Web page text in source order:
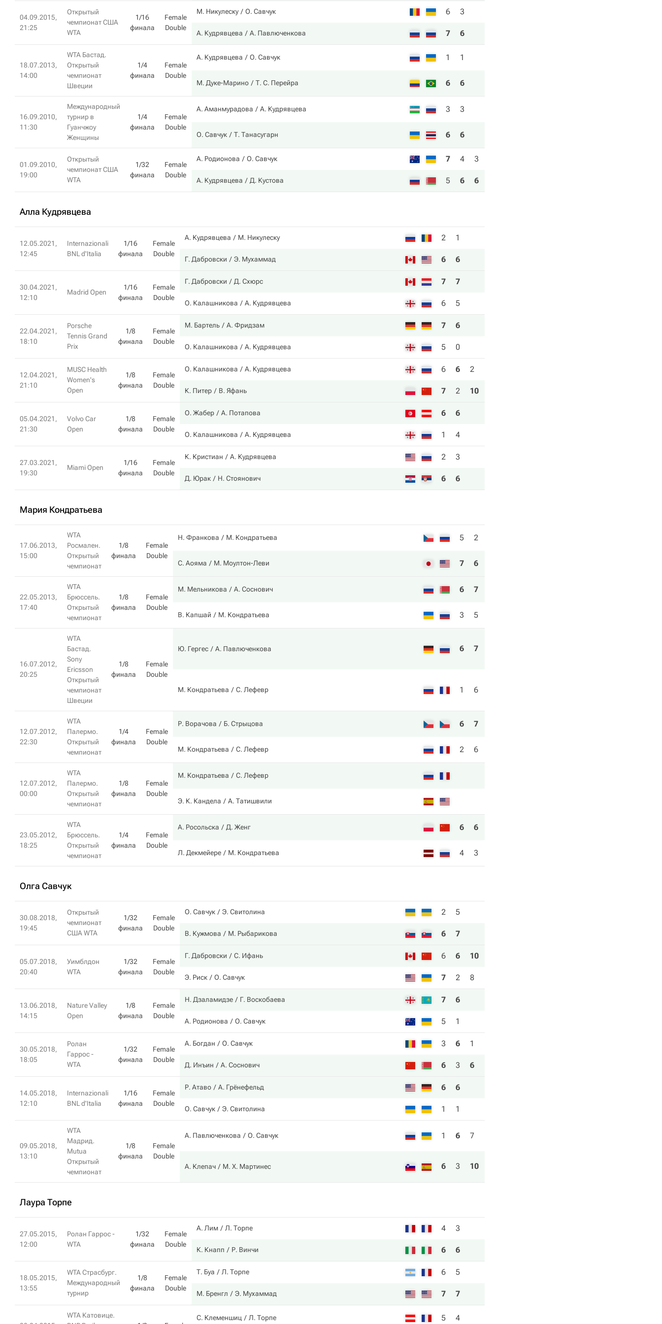
04.09.2015,
21:25
Открытый
чемпионат США
WTA
1/16
финала
Female
Double
М. Никулеску О. Савчук 6 3
А. Кудрявцева А. Павлюченкова 7 6
18.07.2013,
14:00
WTA Бастад.
Открытый
чемпионат
Швеции
1/4
финала
Female
Double
А. Кудрявцева О. Савчук 1 1
М. Дуке-Марино Т. С. Перейра 6 6
16.09.2010,
11:30
Международный
турнир в
Гуанчжоу
Женщины
1/4
финала
Female
Double
А. Аманмурадова А. Кудрявцева 3 3
О. Савчук Т. Танасугарн 6 6
01.09.2010,
19:00
Открытый
чемпионат США
WTA
1/32
финала
Female
Double
А. Родионова О. Савчук 7 4 3
А. Кудрявцева Д. Кустова 5 6 6
Алла Кудрявцева
12.05.2021,
12:45
Internazionali
BNL d'Italia
1/16
финала
Female
Double
А. Кудрявцева М. Никулеску 2 1
Г. Дабровски Э. Мухаммад 6 6
30.04.2021,
12:10
Madrid Open
1/16
финала
Female
Double
Г. Дабровски Д. Схюрс 7 7
О. Калашникова А. Кудрявцева 6 5
22.04.2021,
18:10
Porsche
Tennis Grand
Prix
1/8
финала
Female
Double
М. Бартель А. Фридзам 7 6
О. Калашникова А. Кудрявцева 5 0
12.04.2021,
21:10
MUSC Health
Women's
Open
1/8
финала
Female
Double
О. Калашникова А. Кудрявцева 6 6 2
К. Питер В. Яфань 7 2 10
05.04.2021,
21:30
Volvo Car
Open
1/8
финала
Female
Double
О. Жабер А. Потапова 6 6
О. Калашникова А. Кудрявцева 1 4
27.03.2021,
19:30
Miami Open
1/16
финала
Female
Double
К. Кристиан А. Кудрявцева 2 3
Д. Юрак Н. Стоянович 6 6
Мария Кондратьева
17.06.2013,
15:00
WTA
Росмален.
Открытый
чемпионат
1/8
финала
Female
Double
Н. Франкова М. Кондратьева 5 2
С. Аояма М. Моултон-Леви 7 6
22.05.2013,
17:40
WTA
Брюссель.
Открытый
чемпионат
1/8
финала
Female
Double
М. Мельникова А. Соснович 6 7
В. Капшай М. Кондратьева 3 5
16.07.2012,
20:25
WTA
Бастад.
Sony
Ericsson
Открытый
чемпионат
Швеции
1/8
финала
Female
Double
Ю. Гергес А. Павлюченкова 6 7
М. Кондратьева С. Лефевр 1 6
12.07.2012,
22:30
WTA
Палермо.
Открытый
чемпионат
1/4
финала
Female
Double
Р. Ворачова Б. Стрыцова 6 7
М. Кондратьева С. Лефевр 2 6
12.07.2012,
00:00
WTA
Палермо.
Открытый
чемпионат
1/8
финала
Female
Double
М. Кондратьева С. Лефевр
Э. К. Кандела А. Татишвили
23.05.2012,
18:25
WTA
Брюссель.
Открытый
чемпионат
1/4
финала
Female
Double
А. Росольска Д. Женг 6 6
Л. Декмейере М. Кондратьева 4 3
Олга Савчук
30.08.2018,
19:45
Открытый
чемпионат
США WTA
1/32
финала
Female
Double
О. Савчук Э. Свитолина 2 5
В. Кужмова М. Рыбарикова 6 7
05.07.2018,
20:40
Уимблдон
WTA
1/32
финала
Female
Double
Г. Дабровски С. Ифань 6 6 10
Э. Риск О. Савчук 7 2 8
13.06.2018,
14:15
Nature Valley
Open
1/8
финала
Female
Double
Н. Дзаламидзе Г. Воскобаева 7 6
А. Родионова О. Савчук 5 1
30.05.2018,
18:05
Ролан
Гаррос -
WTA
1/32
финала
Female
Double
А. Богдан О. Савчук 3 6 1
Д. Инъин А. Соснович 6 3 6
14.05.2018,
12:10
Internazionali
BNL d'Italia
1/16
финала
Female
Double
Р. Атаво А. Грёнефельд 6 6
О. Савчук Э. Свитолина 1 1
09.05.2018,
13:10
WTA
Мадрид.
Mutua
Открытый
чемпионат
1/8
финала
Female
Double
А. Павлюченкова О. Савчук 1 6 7
А. Клепач М. Х. Мартинес 6 3 10
Лаура Торпе
27.05.2015,
12:00
Ролан Гаррос -
WTA
1/32
финала
Female
Double
А. Лим Л. Торпе 4 3
К. Кнапп Р. Винчи 6 6
18.05.2015,
13:55
WTA Страсбург.
Международный
турнир
1/8
финала
Female
Double
Т. Буа Л. Торпе 6 5
М. Бренгл Э. Мухаммад 7 7
WTA Катовице.
С. Клеменшиц Л. Торпе 5 4